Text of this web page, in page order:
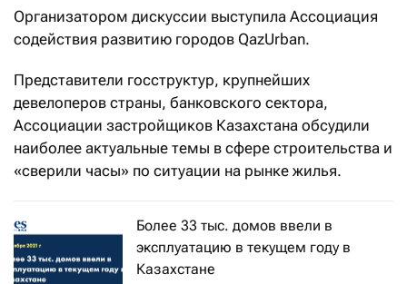
Организатором дискуссии выступила Ассоциация
содействия развитию городов QazUrban.
Представители госструктур, крупнейших
девелоперов страны, банковского сектора,
Ассоциации застройщиков Казахстана обсудили
наиболее актуальные темы в сфере строительства и
«сверили часы» по ситуации на рынке жилья.
Более 33 тыс. домов ввели в
эксплуатацию в текущем году в
Казахстане